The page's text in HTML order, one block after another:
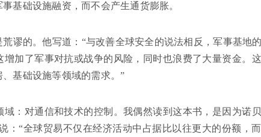
基础设施融资，而不会产生通货膨胀。
谬的。他写道：“与改善全球安全的说法相反，军事基地
加了军事对抗或战争的风险，同时也浪费了大量资金。
基础设施等领域的需求。”
：对通信和技术的控制。我偶然读到这本书，是因为诺
：“全球贸易不仅在经济活动中占据比以往更大的份额，